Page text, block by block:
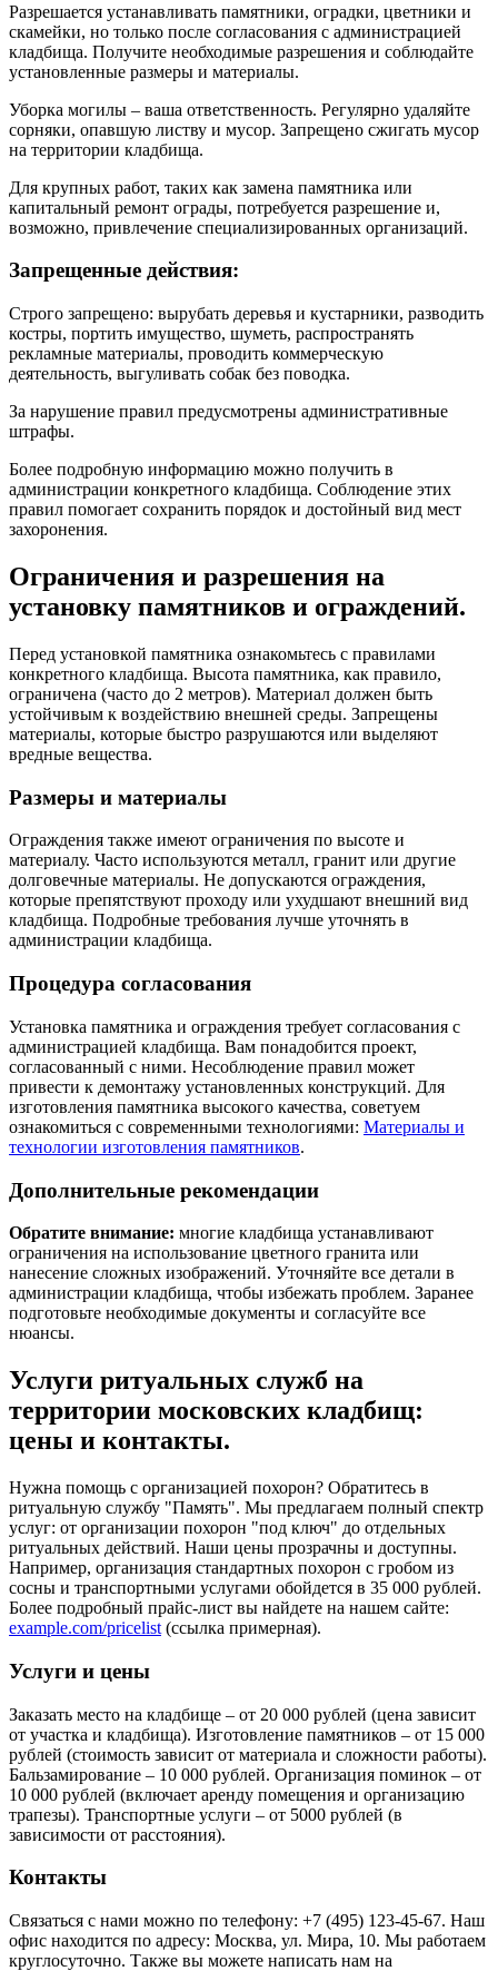
Разрешается устанавливать памятники, оградки, цветники и
скамейки, но только после согласования с администрацией
кладбища. Получите необходимые разрешения и соблюдайте
установленные размеры и материалы.
Уборка могилы – ваша ответственность. Регулярно удаляйте
сорняки, опавшую листву и мусор. Запрещено сжигать мусор
на территории кладбища.
Для крупных работ, таких как замена памятника или
капитальный ремонт ограды, потребуется разрешение и,
возможно, привлечение специализированных организаций.
Запрещенные действия:
Строго запрещено: вырубать деревья и кустарники, разводить
костры, портить имущество, шуметь, распространять
рекламные материалы, проводить коммерческую
деятельность, выгуливать собак без поводка.
За нарушение правил предусмотрены административные
штрафы.
Более подробную информацию можно получить в
администрации конкретного кладбища. Соблюдение этих
правил помогает сохранить порядок и достойный вид мест
захоронения.
Ограничения и разрешения на
установку памятников и ограждений.
Перед установкой памятника ознакомьтесь с правилами
конкретного кладбища. Высота памятника, как правило,
ограничена (часто до 2 метров). Материал должен быть
устойчивым к воздействию внешней среды. Запрещены
материалы, которые быстро разрушаются или выделяют
вредные вещества.
Размеры и материалы
Ограждения также имеют ограничения по высоте и
материалу. Часто используются металл, гранит или другие
долговечные материалы. Не допускаются ограждения,
которые препятствуют проходу или ухудшают внешний вид
кладбища. Подробные требования лучше уточнять в
администрации кладбища.
Процедура согласования
Установка памятника и ограждения требует согласования с
администрацией кладбища. Вам понадобится проект,
согласованный с ними. Несоблюдение правил может
привести к демонтажу установленных конструкций. Для
изготовления памятника высокого качества, советуем
ознакомиться с современными технологиями: Материалы и
технологии изготовления памятников.
Дополнительные рекомендации
Обратите внимание: многие кладбища устанавливают
ограничения на использование цветного гранита или
нанесение сложных изображений. Уточняйте все детали в
администрации кладбища, чтобы избежать проблем. Заранее
подготовьте необходимые документы и согласуйте все
нюансы.
Услуги ритуальных служб на
территории московских кладбищ:
цены и контакты.
Нужна помощь с организацией похорон? Обратитесь в
ритуальную службу "Память". Мы предлагаем полный спектр
услуг: от организации похорон "под ключ" до отдельных
ритуальных действий. Наши цены прозрачны и доступны.
Например, организация стандартных похорон с гробом из
сосны и транспортными услугами обойдется в 35 000 рублей.
Более подробный прайс-лист вы найдете на нашем сайте:
example.com/pricelist (ссылка примерная).
Услуги и цены
Заказать место на кладбище – от 20 000 рублей (цена зависит
от участка и кладбища). Изготовление памятников – от 15 000
рублей (стоимость зависит от материала и сложности работы).
Бальзамирование – 10 000 рублей. Организация поминок – от
10 000 рублей (включает аренду помещения и организацию
трапезы). Транспортные услуги – от 5000 рублей (в
зависимости от расстояния).
Контакты
Связаться с нами можно по телефону: +7 (495) 123-45-67. Наш
офис находится по адресу: Москва, ул. Мира, 10. Мы работаем
круглосуточно. Также вы можете написать нам на